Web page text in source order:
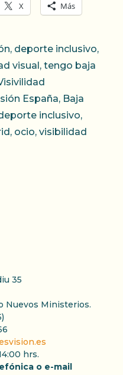
X Más
, deporte inclusivo,
visual , tengo baja
España, Baja
inclusivo,
, ocio, visibilidad
35
Nuevos Ministerios.
hrs.
o e-mail